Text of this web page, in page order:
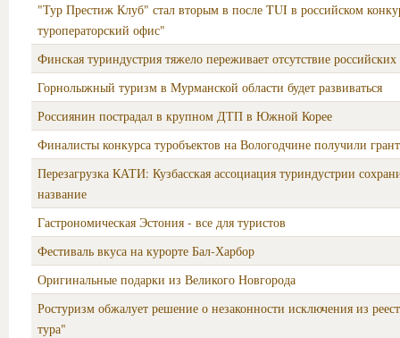
"Тур Престиж Клуб" стал вторым в после TUI в российском
туроператорский офис"
Финская туриндустрия тяжело переживает отсутствие российских
Горнолыжный туризм в Мурманской области будет развиваться
Россиянин пострадал в крупном ДТП в Южной Корее
Финалисты конкурса туробъектов на Вологодчине получили
Перезагрузка КАТИ: Кузбасская ассоциация туриндустрии
название
Гастрономическая Эстония - все для туристов
Фестиваль вкуса на курорте Бал-Харбор
Оригинальные подарки из Великого Новгорода
Ростуризм обжалует решение о незаконности исключения из
тура"